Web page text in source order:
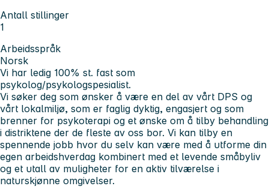
Antall stillinger
1
Arbeidsspråk
Norsk
Vi har ledig 100% st. fast som
psykolog/psykologspesialist.
Vi søker deg som ønsker å være en del av vårt DPS og
vårt lokalmiljø, som er faglig dyktig, engasjert og som
brenner for psykoterapi og et ønske om å tilby behandling
i distriktene der de fleste av oss bor. Vi kan tilby en
spennende jobb hvor du selv kan være med å utforme din
egen arbeidshverdag kombinert med et levende småbyliv
og et utall av muligheter for en aktiv tilværelse i
naturskjønne omgivelser.